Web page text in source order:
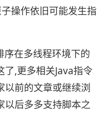
操作依旧可能发生指
序在多线程环境下的
,更多相关Java指令
以前的文章或继续浏
以后多多支持脚本之